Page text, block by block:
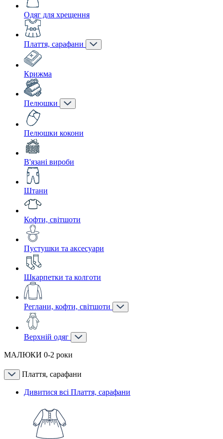
Одяг для хрещення
Плаття, сарафани
Крижма
Пелюшки
Пелюшки кокони
В'язані вироби
Штани
Кофти, світшоти
Пустушки та аксесуари
Шкарпетки та колготи
Реглани, кофти, світшоти
Верхній одяг
МАЛЮКИ 0-2 роки
Плаття, сарафани
Дивитися всі Плаття, сарафани